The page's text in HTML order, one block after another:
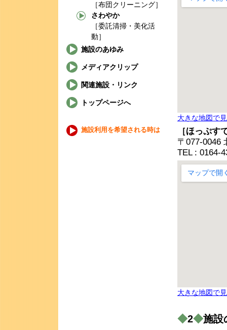
［布団クリーニング］
さわやか
［委託清掃・美化活
動］
施設のあゆみ
メディアクリップ
関連施設・リンク
トップページへ
施設利用を希望される時は
大きな地図で
［ほっぷす
〒077-0046
TEL : 0164-
大きな地図で
◆2◆施設